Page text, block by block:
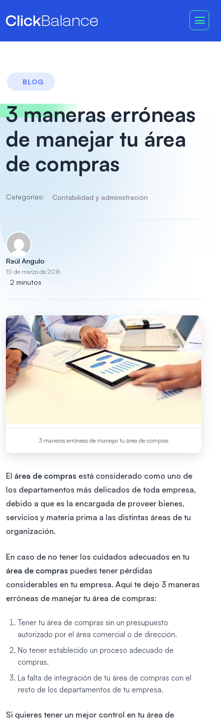
BLOG
3 maneras erróneas
de manejar tu área
de compras
Categorías: Contabilidad y administración
Raúl Angulo
10 de marzo de 2016
2 minutos
3 maneras erróneas de manejar tu área de compras
El área de compras está considerado como uno de
los departamentos más delicados de toda empresa,
debido a que es la encargada de proveer bienes,
servicios y materia prima a las distintas áreas de tu
organización.
En caso de no tener los cuidados adecuados en tu
área de compras puedes tener pérdidas
considerables en tu empresa. Aquí te dejo 3 maneras
erróneas de manejar tu área de compras:
Tener tu área de compras sin un presupuesto
autorizado por el área comercial o de dirección.
No tener establecido un proceso adecuado de
compras.
La falta de integración de tu área de compras con el
resto de los departamentos de tu empresa.
Si quieres tener un mejor control en tu área de